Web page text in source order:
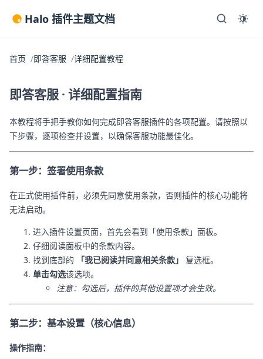
Halo 插件主题文档
首页 即答客服 详细配置教程
即答客服 · 详细配置指南
本教程将手把手教你如何完成即答客服插件的各项配置。请按照以
下步骤，逐项检查并设置，以确保客服功能最佳化。
第一步：签署使用条款
在正式使用插件前，必须先同意使用条款，否则插件的核心功能将
无法启动。
进入插件设置页面，首先会看到「使用条款」面板。
仔细阅读面板中的条款内容。
找到底部的
「我已阅读并同意相关条款」
复选框。
单击勾选该选项。
注意：勾选后，插件的其他设置项才会生效。
第二步：基本设置（核心信息）
操作指南：